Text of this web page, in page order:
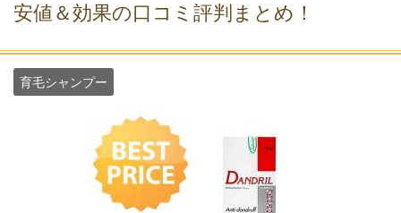
安値＆効果の口コミ評判まとめ！
育毛シャンプー